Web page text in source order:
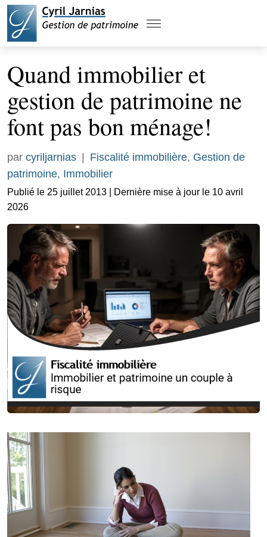
Quand immobilier et
gestion de patrimoine ne
font pas bon ménage!
par cyriljarnias Fiscalité immobilière, Gestion de
patrimoine, Immobilier
Publié le 25 juillet 2013 | Dernière mise à jour le 10 avril
2026